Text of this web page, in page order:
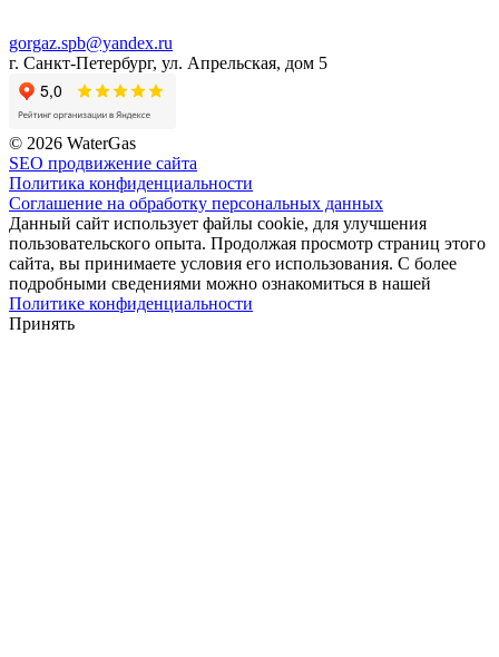
gorgaz.spb@yandex.ru
г. Санкт-Петербург, ул. Апрельская, дом 5
© 2026 WaterGas
SEO продвижение сайта
Политика конфиденциальности
Соглашение на обработку персональных данных
Данный сайт использует файлы cookie, для улучшения
пользовательского опыта. Продолжая просмотр страниц этого
сайта, вы принимаете условия его использования. С более
подробными сведениями можно ознакомиться в нашей
Политике конфиденциальности
Принять